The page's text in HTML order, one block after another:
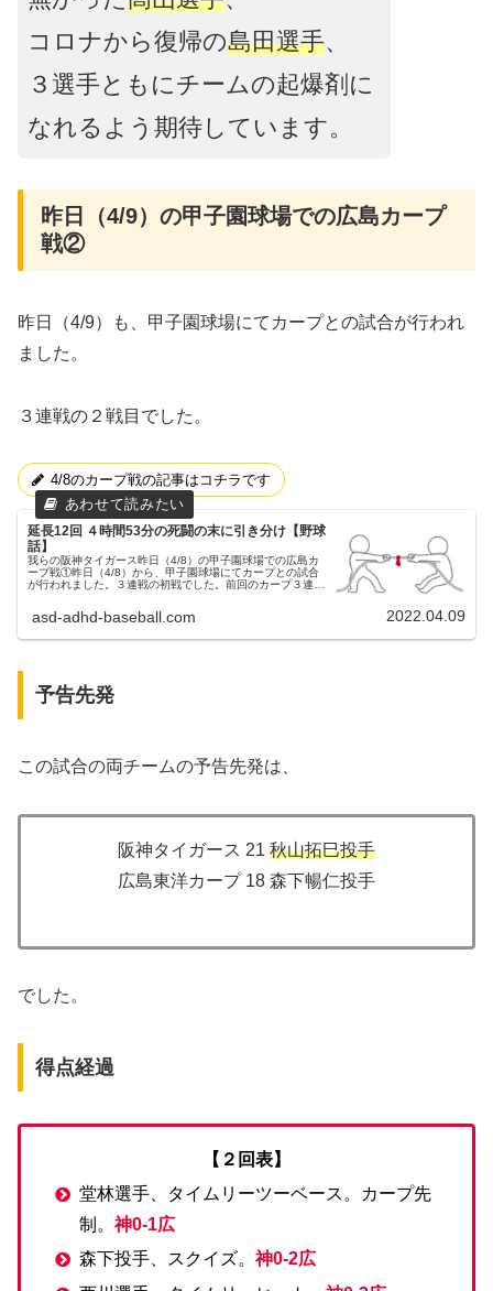
コロナから復帰の島田選手、
３選手ともにチームの起爆剤に
なれるよう期待しています。
昨日（4/9）の甲子園球場での広島カープ
戦②
昨日（4/9）も、甲子園球場にてカープとの試合が行われ
ました。
３連戦の２戦目でした。
4/8のカープ戦の記事はコチラです
延長12回 ４時間53分の死闘の末に引き分け【野球
話】
我らの阪神タイガース昨日（4/8）の甲子園球場での広島カ
ープ戦①昨日（4/8）から、甲子園球場にてカープとの試合
が行われました。３連戦の初戦でした。前回のカープ３連戦
ガース 19 藤浪晋...
asd-adhd-baseball.com 2022.04.09
予告先発
この試合の両チームの予告先発は、
阪神タイガース 21 秋山拓巳投手
広島東洋カープ 18 森下暢仁投手
でした。
得点経過
【２回表】
堂林選手、タイムリーツーベース。カープ先
制。神0-1広
森下投手、スクイズ。神0-2広